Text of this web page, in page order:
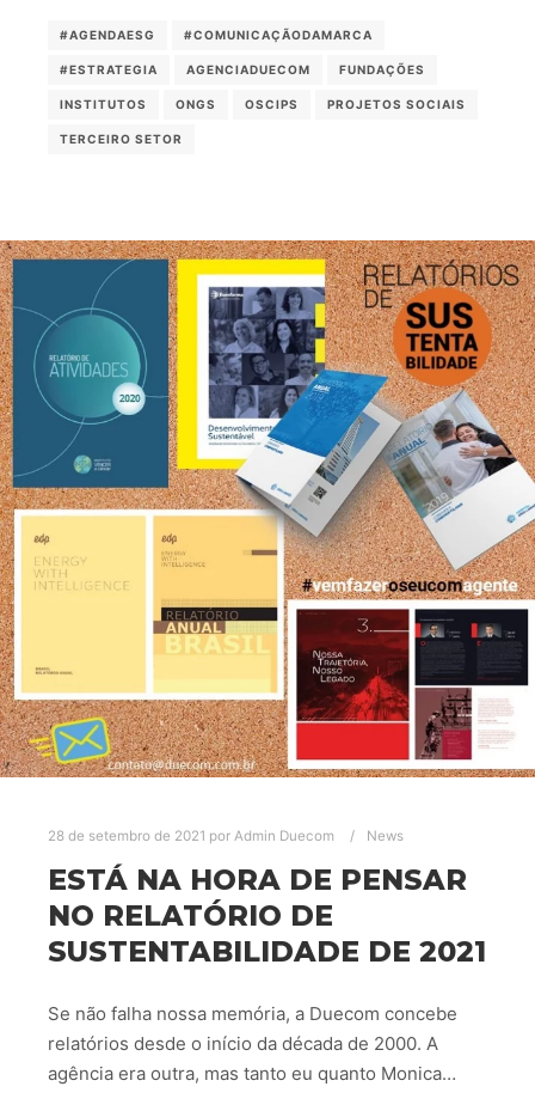
#AGENDAESG #COMUNICAÇÃODAMARCA
#ESTRATEGIA AGENCIADUECOM FUNDAÇÕES
INSTITUTOS ONGS OSCIPS PROJETOS SOCIAIS
TERCEIRO SETOR
28 de setembro de 2021 por Admin Duecom News
ESTÁ NA HORA DE PENSAR
NO RELATÓRIO DE
SUSTENTABILIDADE DE 2021
Se não falha nossa memória, a Duecom concebe
relatórios desde o início da década de 2000. A
agência era outra, mas tanto eu quanto Monica…